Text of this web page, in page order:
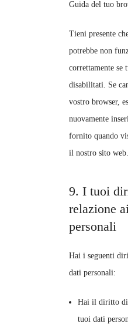
Guida del tuo
Tieni presente
potrebbe non
correttamente se
disabilitati. Se
vostro browser,
nuovamente
fornito quando
il nostro sito web.
9. I tuoi
relazione
personali
Hai i seguenti
dati personali:
Hai il diritto di
tuoi dati